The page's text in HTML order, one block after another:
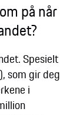
på når
Spesielt
, som gir deg
i